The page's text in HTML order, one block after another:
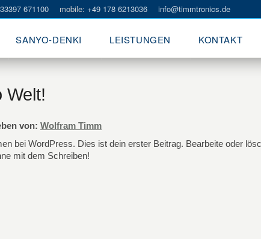
671100 mobile: +49 178 6213036 info@timmtronics.de
SANYO-DENKI LEISTUNGEN KONTAKT
Welt!
von: Wolfram Timm
bei WordPress. Dies ist dein erster Beitrag. Bearbeite oder
mit dem Schreiben!